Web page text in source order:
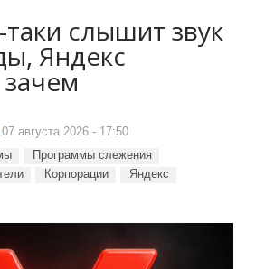
слышит звук
Яндекс
07 августа 2026 - 17:50
Программы слежения
Корпорации Яндекс